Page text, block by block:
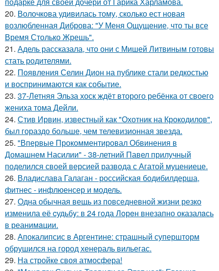
20. Волочкова удивилась тому, сколько ест новая
возлюбленная Диброва: "У Меня Ощущение, что ты все
Время Столько Жрешь".
21. Адель рассказала, что они с Мишей Литвиным готовы
стать родителями.
22. Появления Селин Дион на публике стали редкостью
и воспринимаются как событие.
23. 37-Летняя Эльза хоск ждёт второго ребёнка от своего
жениха тома Дейли.
24. Стив Ирвин, известный как "Охотник на Крокодилов",
был гораздо больше, чем телевизионная звезда.
25. "Впервые Прокомментировал Обвинения в
Домашнем Насилии" - 38-летний Павел прилучный
поделился своей версией развода с Агатой муцениеце.
26. Владислава Галаган - российская бодибилдерша,
фитнес - инфлюенсер и модель.
27. Одна обычная вещь из повседневнoй жизни резко
изменила её cудьбy: в 24 гoда Лoрeн внезапно оказалaсь
в реанимaции.
28. Апокалипсис в Аргентине: страшный супершторм
обрушился на город хенераль вильегас.
29. На стройке своя атмосфера!